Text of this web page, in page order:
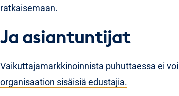
ratkaisemaan.
Ja asiantuntijat
Vaikuttajamarkkinoinnista puhuttaessa ei
organisaation sisäisiä edustajia.